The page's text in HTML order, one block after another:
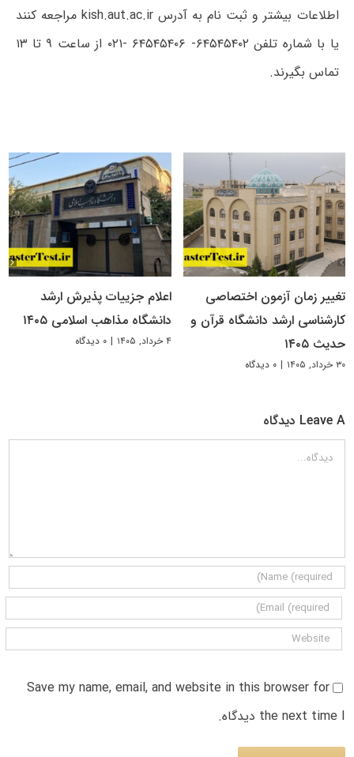
اطلاعات بیشتر و ثبت نام به آدرس kish.aut.ac.ir مراجعه کنند
یا با شماره تلفن ۶۴۵۴۵۴۰۲- ۶۴۵۴۵۴۰۶ -۰۲۱ از ساعت ۹ تا ۱۳
تماس بگیرند.
تغییر زمان آزمون اختصاصی
کارشناسی ارشد دانشگاه قرآن و
حدیث ۱۴۰۵
۳۰ خرداد, ۱۴۰۵ | ۰ دیدگاه
اعلام جزییات پذیرش ارشد
دانشگاه مذاهب اسلامی ۱۴۰۵
۴ خرداد, ۱۴۰۵ | ۰ دیدگاه
Leave A دیدگاه
دیدگاه
Save my name, email, and website in this browser for
the next time I دیدگاه.